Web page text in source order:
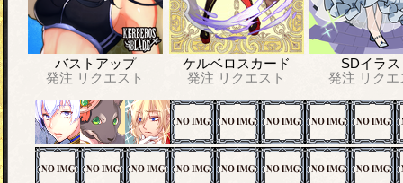
バストアップ
発注 リクエスト
ケルベロスカード
発注 リクエスト
SDイラス
発注 リク